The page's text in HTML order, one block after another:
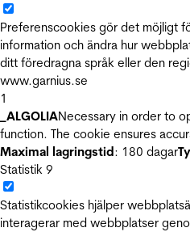
Preferenscookies gör det möjligt
information och ändra hur
ditt föredragna språk eller den
www.garnius.se
1
_ALGOLIANecessary in order to
function. The cookie ensures
Maximal lagringstid: 180 dagar
Statistik 9
Statistikcookies hjälper
interagerar med webbplatser